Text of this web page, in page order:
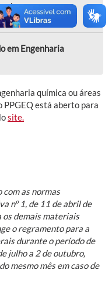
em
em Engenharia
química ou áreas
está aberto para
site.
as normas
nº 1, de 11 de abril de
os demais materiais
o regramento para a
durante o período de
julho a 2 de outubro,
mesmo mês em caso de